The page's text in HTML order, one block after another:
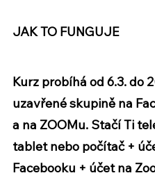
JAK TO FUNGUJE
Kurz probíhá od 6.3. do
uzavřené skupině na
a na ZOOMu. Stačí Ti
tablet nebo počítač +
Facebooku + účet na